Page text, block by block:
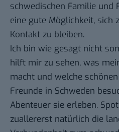
schwedischen Familie und
eine gute Möglichkeit, sich
Kontakt zu bleiben.
Ich bin wie gesagt nicht
hilft mir zu sehen, was
macht und welche
Freunde in Schweden
Abenteuer sie erleben.
zuallererst natürlich die